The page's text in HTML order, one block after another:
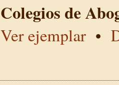
Colegios de
Ver ejemplar•